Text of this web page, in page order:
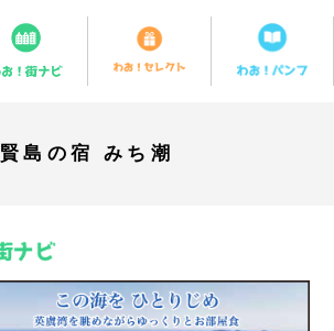
賢島の宿 みち潮